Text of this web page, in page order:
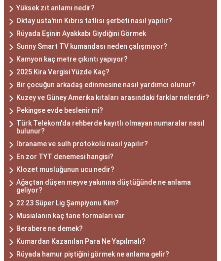
Yüksek zıt anlamı nedir?
Oktay usta'nın Kıbrıs tatlısı şerbeti nasıl yapılır?
Rüyada Eşinin Ayakkabı Giydiğini Görmek
Sunny Smart TV kumandası neden çalışmıyor?
Kamyon kaç metre çıkıntı yapıyor?
2025 Kira Vergisi Yüzde Kaç?
Bir çocuğun arkadaş edinmesine nasıl yardımcı olunur?
Kuzey ve Güney Amerika kıtaları arasındaki farklar nelerdir?
Pekingse evde beslenir mi?
Türk Telekom'da rehberde kayıtlı olmayan numaralar nasıl
bulunur?
İbraname ve sulh protokolü nasıl yapılır?
En zor TYT denemesi hangisi?
Klozet musluğunun ucu nedir?
Ağaçtan düşen meyve yakınına düştüğünde ne anlama
geliyor?
22 23 Süper Lig Şampiyonu Kim?
Musialanın kaç tane formaları var
Berabere ne demek?
Kumardan Kazanılan Para Ne Yapılmalı?
Rüyada hamur piştiğini görmek ne anlama gelir?